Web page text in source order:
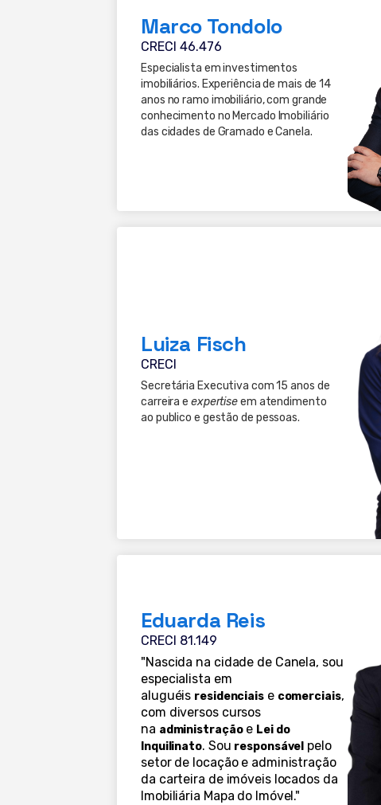
Marco Tondolo
CRECI 46.476
Especialista em investimentos
imobiliários. Experiência de mais de 14
anos no ramo imobiliário, com grande
conhecimento no Mercado Imobiliário
das cidades de Gramado e Canela.
Luiza Fisch
CRECI
Secretária Executiva com 15 anos de
carreira e expertiseem atendimento
ao publico e gestão de pessoas.
Eduarda Reis
CRECI 81.149
"Nascida na cidade de Canela, sou
especialista em
aluguéis residenciaise comerciais,
com diversos cursos
na administraçãoe Lei do
Inquilinato. Sou responsável pelo
setor de locação e administração
da carteira de imóveis locados da
Imobiliária Mapa do Imóvel."